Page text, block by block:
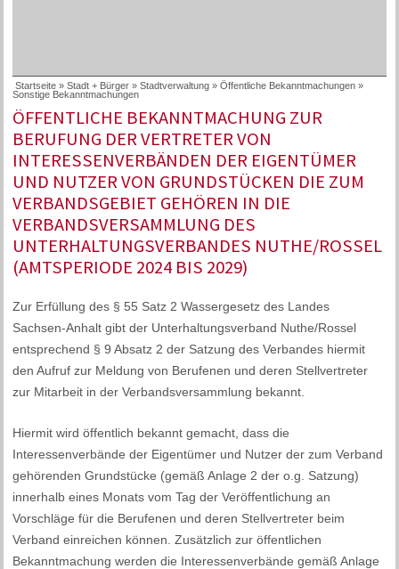
Startseite »Stadt + Bürger »Stadtverwaltung »Öffentliche Bekanntmachungen »
Sonstige Bekanntmachungen
ÖFFENTLICHE BEKANNTMACHUNG ZUR
BERUFUNG DER VERTRETER VON
INTERESSENVERBÄNDEN DER EIGENTÜMER
UND NUTZER VON GRUNDSTÜCKEN DIE ZUM
VERBANDSGEBIET GEHÖREN IN DIE
VERBANDSVERSAMMLUNG DES
UNTERHALTUNGSVERBANDES NUTHE/ROSSEL
(AMTSPERIODE 2024 BIS 2029)
Zur Erfüllung des § 55 Satz 2 Wassergesetz des Landes
Sachsen-Anhalt gibt der Unterhaltungsverband Nuthe/Rossel
entsprechend § 9 Absatz 2 der Satzung des Verbandes hiermit
den Aufruf zur Meldung von Berufenen und deren Stellvertreter
zur Mitarbeit in der Verbandsversammlung bekannt.
Hiermit wird öffentlich bekannt gemacht, dass die
Interessenverbände der Eigentümer und Nutzer der zum Verband
gehörenden Grundstücke (gemäß Anlage 2 der o.g. Satzung)
innerhalb eines Monats vom Tag der Veröffentlichung an
Vorschläge für die Berufenen und deren Stellvertreter beim
Verband einreichen können. Zusätzlich zur öffentlichen
Bekanntmachung werden die Interessenverbände gemäß Anlage